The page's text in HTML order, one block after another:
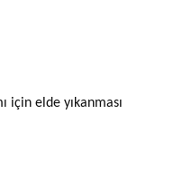
için elde yıkanması